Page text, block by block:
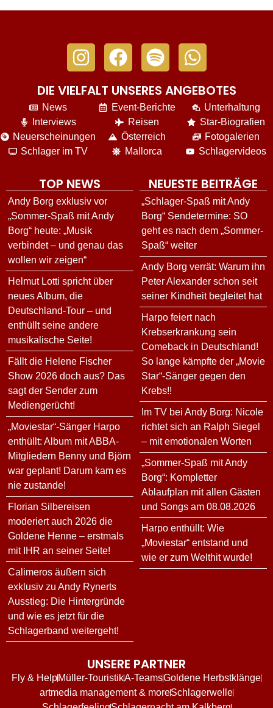
DIE VIELFALT UNSERES ANGEBOTES
News
Interviews
Neuerscheinungen
Schlager im TV
Event-Berichte
Reisen
Österreich
Mallorca
Unterhaltung
Star-Biografien
Fotogalerien
Schlagervideos
TOP NEWS
Andy Borg exklusiv vor
„Sommer-Spaß mit Andy
Borg“ heute: „Musik
verbindet – und genau das
wollen wir zeigen“
Helmut Lotti spricht über
neues Album, die
Deutschland-Tour – und
enthüllt seine andere
musikalische Seite!
Fällt die Helene Fischer
Show 2026 doch aus? Das
sagt der Sender zum
Mediengerücht!
„Moviestar“-Sänger Harpo
enthüllt: Album mit ABBA-
Mitgliedern Benny und Björn
war geplant! Darum kam es
nie zustande!
Florian Silbereisen
moderiert auch 2026 die
Goldene Henne – erstmals
mit IHR an seiner Seite!
Calimeros äußern sich
exklusiv zu Andy Rynerts
Ausstieg: Die Hintergründe
und wie es jetzt für die
Schlagerband weitergeht!
NEUESTE BEITRÄGE
„Schlager-Spaß mit Andy
Borg“ Sendetermine: SO
geht es nach dem „Sommer-
Spaß“ weiter
Andy Borg verrät: Warum ihn
Peter Alexander schon seit
seiner Kindheit begleitet hat
Harpo feiert nach
Krebserkrankung sein
Comeback in Deutschland!
So lange kämpfte der „Movie
Star“-Sänger gegen den
Krebs!!
Im TV bei Andy Borg: Nicole
richtet sich an Ralph Siegel
– mit emotionalen Worten
„Sommer-Spaß mit Andy
Borg“: Kompletter
Ablaufplan mit allen Gästen
und Songs am 08.08.2026
Harpo enthüllt: Wie
„Moviestar“ entstand und
wie er zum Welthit wurde!
UNSERE PARTNER
Fly & HelpMüller-TouristikA-TeamsGoldene Herbstklänge
artmedia management & moreSchlagerwelle